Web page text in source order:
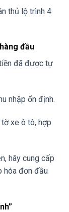
thủ lộ trình 4
đầu
đã được tự
nhập ổn định.
xe ô tô, hợp
hãy cung cấp
hóa đơn đầu